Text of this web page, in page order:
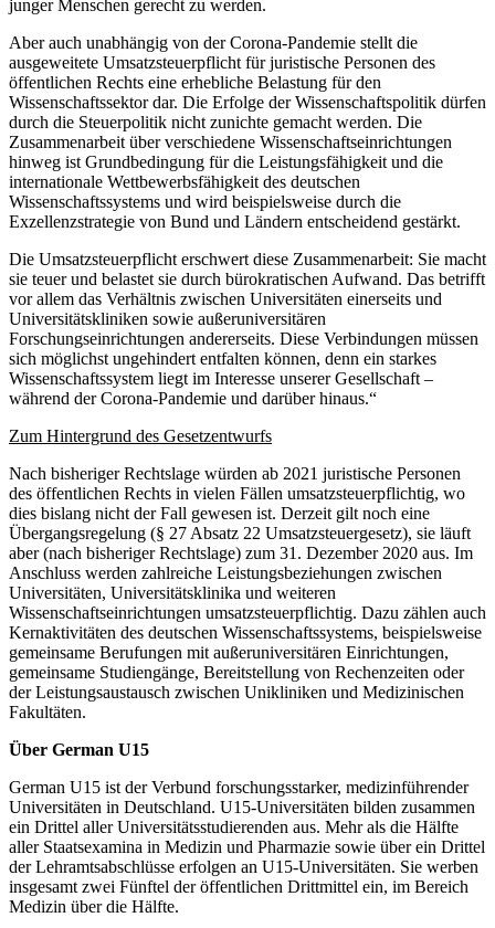
junger Menschen gerecht zu werden.
Aber auch unabhängig von der Corona-Pandemie stellt die
ausgeweitete Umsatzsteuerpflicht für juristische Personen des
öffentlichen Rechts eine erhebliche Belastung für den
Wissenschaftssektor dar. Die Erfolge der Wissenschaftspolitik dürfen
durch die Steuerpolitik nicht zunichte gemacht werden. Die
Zusammenarbeit über verschiedene Wissenschaftseinrichtungen
hinweg ist Grundbedingung für die Leistungsfähigkeit und die
internationale Wettbewerbsfähigkeit des deutschen
Wissenschaftssystems und wird beispielsweise durch die
Exzellenzstrategie von Bund und Ländern entscheidend gestärkt.
Die Umsatzsteuerpflicht erschwert diese Zusammenarbeit: Sie macht
sie teuer und belastet sie durch bürokratischen Aufwand. Das betrifft
vor allem das Verhältnis zwischen Universitäten einerseits und
Universitätskliniken sowie außeruniversitären
Forschungseinrichtungen andererseits. Diese Verbindungen müssen
sich möglichst ungehindert entfalten können, denn ein starkes
Wissenschaftssystem liegt im Interesse unserer Gesellschaft –
während der Corona-Pandemie und darüber hinaus.“
Zum Hintergrund des Gesetzentwurfs
Nach bisheriger Rechtslage würden ab 2021 juristische Personen
des öffentlichen Rechts in vielen Fällen umsatzsteuerpflichtig, wo
dies bislang nicht der Fall gewesen ist. Derzeit gilt noch eine
Übergangsregelung (§ 27 Absatz 22 Umsatzsteuergesetz), sie läuft
aber (nach bisheriger Rechtslage) zum 31. Dezember 2020 aus. Im
Anschluss werden zahlreiche Leistungsbeziehungen zwischen
Universitäten, Universitätsklinika und weiteren
Wissenschaftseinrichtungen umsatzsteuerpflichtig. Dazu zählen auch
Kernaktivitäten des deutschen Wissenschaftssystems, beispielsweise
gemeinsame Berufungen mit außeruniversitären Einrichtungen,
gemeinsame Studiengänge, Bereitstellung von Rechenzeiten oder
der Leistungsaustausch zwischen Unikliniken und Medizinischen
Fakultäten.
Über German U15
German U15 ist der Verbund forschungsstarker, medizinführender
Universitäten in Deutschland. U15-Universitäten bilden zusammen
ein Drittel aller Universitätsstudierenden aus. Mehr als die Hälfte
aller Staatsexamina in Medizin und Pharmazie sowie über ein Drittel
der Lehramtsabschlüsse erfolgen an U15-Universitäten. Sie werben
insgesamt zwei Fünftel der öffentlichen Drittmittel ein, im Bereich
Medizin über die Hälfte.